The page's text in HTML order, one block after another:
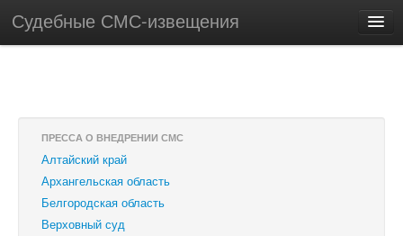
Судебные СМС-извещения
ПРЕССА О ВНЕДРЕНИИ СМС
Алтайский край
Архангельская область
Белгородская область
Верховный суд